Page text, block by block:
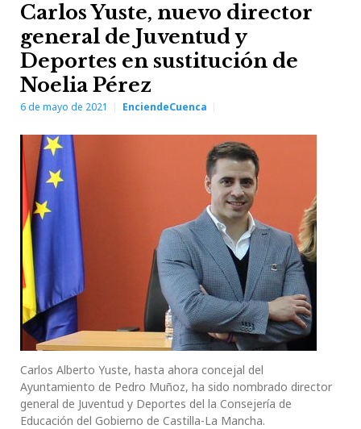
Carlos Yuste, nuevo director
general de Juventud y
Deportes en sustitución de
Noelia Pérez
6 de mayo de 2021 EnciendeCuenca
Carlos Alberto Yuste, hasta ahora concejal del
Ayuntamiento de Pedro Muñoz, ha sido nombrado director
general de Juventud y Deportes del la Consejería de
Educación del Gobierno de Castilla-La Mancha.